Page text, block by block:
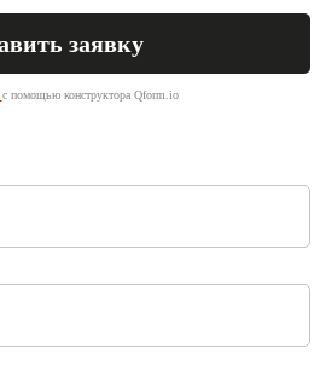
с помощью конструктора Qform.io